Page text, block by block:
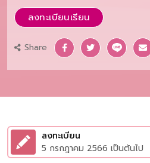
ลงทะเบียนเรียน
Share
ลงทะเบียน
5 กรกฎาคม 2566 เป็นต้นไป